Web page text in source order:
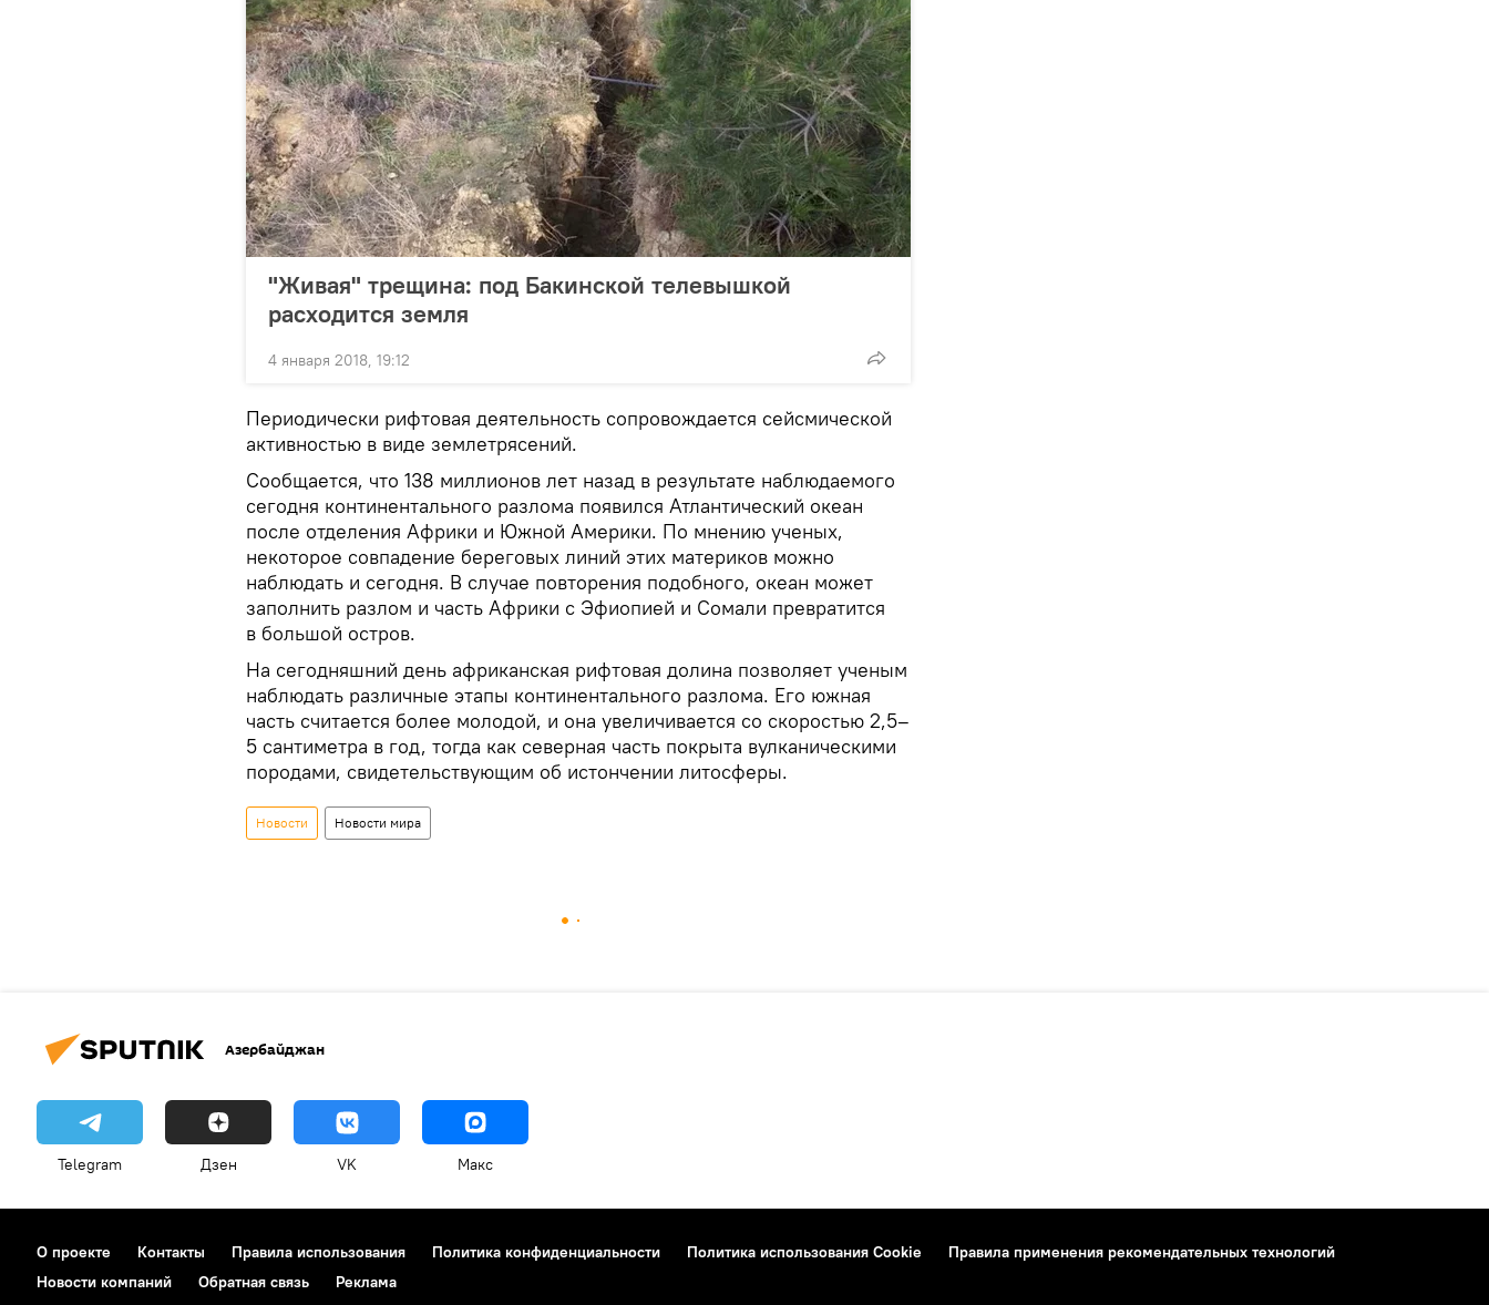
"Живая" трещина: под Бакинской телевышкой
расходится земля
4 января 2018, 19:12
Периодически рифтовая деятельность сопровождается сейсмической
активностью в виде землетрясений.
Сообщается, что 138 миллионов лет назад в результате наблюдаемого
сегодня континентального разлома появился Атлантический океан
после отделения Африки и Южной Америки. По мнению ученых,
некоторое совпадение береговых линий этих материков можно
наблюдать и сегодня. В случае повторения подобного, океан может
заполнить разлом и часть Африки с Эфиопией и Сомали превратится
в большой остров.
На сегодняшний день африканская рифтовая долина позволяет ученым
наблюдать различные этапы континентального разлома. Его южная
часть считается более молодой, и она увеличивается со скоростью 2,5–
5 сантиметра в год, тогда как северная часть покрыта вулканическими
породами, свидетельствующим об истончении литосферы.
Новости Новости мира
Азербайджан
Telegram Дзен VK Макс
О проекте Контакты Правила использования Политика конфиденциальности Политика использования Cookie
Правила применения рекомендательных технологий
Новости компаний
Обратная связь Реклама